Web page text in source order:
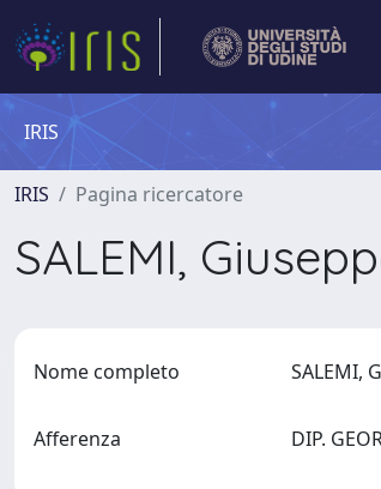
IRIS
IRIS Pagina ricercatore
SALEMI,
Nome completo SALEMI,
Afferenza DIP.